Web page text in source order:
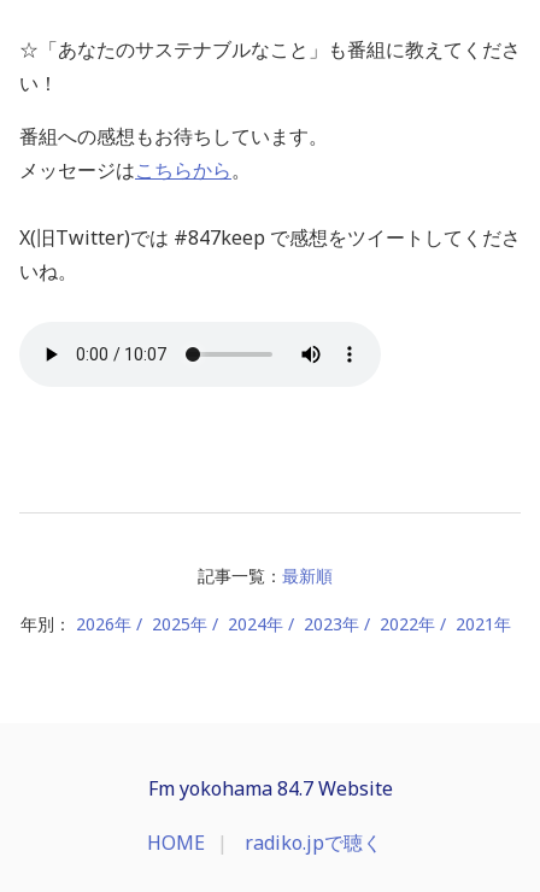
☆「あなたのサステナブルなこと」も番組に教えてくださ
い！
番組への感想もお待ちしています。
メッセージはこちらから。
X(旧Twitter)では #847keep で感想をツイートしてくださ
いね。
記事一覧： 最新順
年別： 2026年 2025年 2024年 2023年 2022年 2021年
Fm yokohama 84.7 Website
HOME radiko.jpで聴く